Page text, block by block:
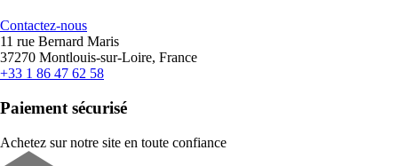
Contactez-nous
11 rue Bernard Maris
37270 Montlouis-sur-Loire, France
+33 1 86 47 62 58
Paiement sécurisé
Achetez sur notre site en toute confiance